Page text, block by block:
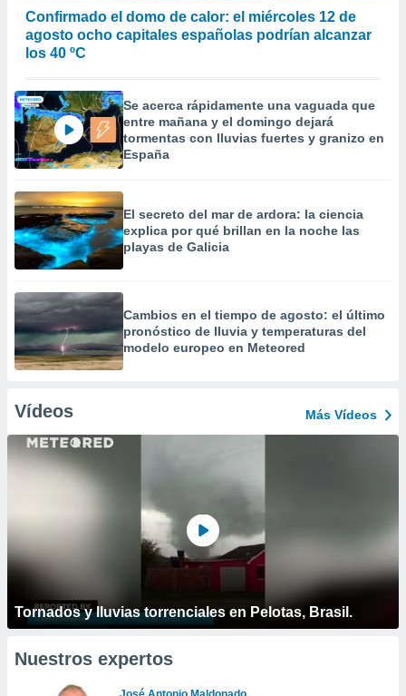
Confirmado el domo de calor: el miércoles 12 de
agosto ocho capitales españolas podrían alcanzar
los 40 ºC
Se acerca rápidamente una vaguada que
entre mañana y el domingo dejará
tormentas con lluvias fuertes y granizo en
España
El secreto del mar de ardora: la ciencia
explica por qué brillan en la noche las
playas de Galicia
Cambios en el tiempo de agosto: el último
pronóstico de lluvia y temperaturas del
modelo europeo en Meteored
Vídeos Más Vídeos
Tornados y lluvias torrenciales en Pelotas, Brasil.
Nuestros expertos